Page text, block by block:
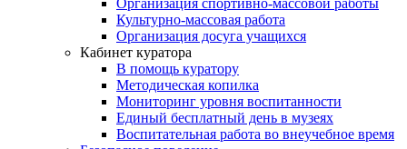
Организация спортивно-массовой работы
Культурно-массовая работа
Организация досуга учащихся
Кабинет куратора
В помощь куратору
Методическая копилка
Мониторинг уровня воспитанности
Единый бесплатный день в музеях
Воспитательная работа во внеучебное время